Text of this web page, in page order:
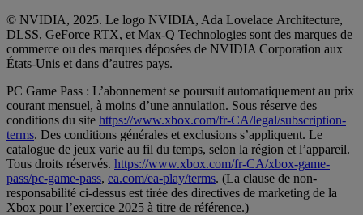
© NVIDIA, 2025. Le logo NVIDIA, Ada Lovelace Architecture,
DLSS, GeForce RTX, et Max-Q Technologies sont des marques de
commerce ou des marques déposées de NVIDIA Corporation aux
États-Unis et dans d’autres pays.
PC Game Pass : L’abonnement se poursuit automatiquement au prix
courant mensuel, à moins d’une annulation. Sous réserve des
conditions du site https://www.xbox.com/fr-CA/legal/subscription-
terms. Des conditions générales et exclusions s’appliquent. Le
catalogue de jeux varie au fil du temps, selon la région et l’appareil.
Tous droits réservés. https://www.xbox.com/fr-CA/xbox-game-
pass/pc-game-pass, ea.com/ea-play/terms. (La clause de non-
responsabilité ci-dessus est tirée des directives de marketing de la
Xbox pour l’exercice 2025 à titre de référence.)